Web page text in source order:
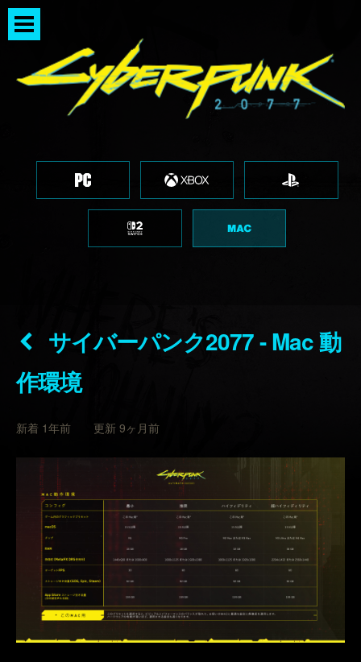
サイバーパンク2077 - Mac 動
作環境
新着 1年前 更新 9ヶ月前